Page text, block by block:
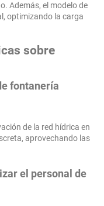
Además, el modelo de
optimizando la carga
sobre
fontanería
de la red hídrica en
aprovechando las
el personal de